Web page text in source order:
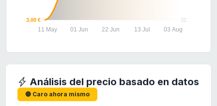
32
3.00 €
11 May 01 Jun 22 Jun 13 Jul 03 Aug
Análisis del precio basado en datos
🔴 Caro ahora mismo